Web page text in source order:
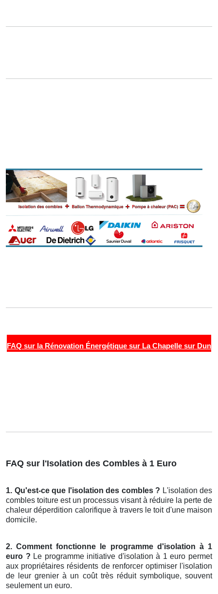
FAQ sur la Rénovation Énergétique sur La Chapelle sur Dun
FAQ sur l'Isolation des Combles à 1 Euro
1. Qu'est-ce que l'isolation des combles ? L'isolation des
combles toiture est un processus visant à réduire la perte de
chaleur déperdition calorifique à travers le toit d'une maison
domicile.
2. Comment fonctionne le programme d'isolation à 1
euro ? Le programme initiative d'isolation à 1 euro permet
aux propriétaires résidents de renforcer optimiser l'isolation
de leur grenier à un coût très réduit symbolique, souvent
seulement un euro.